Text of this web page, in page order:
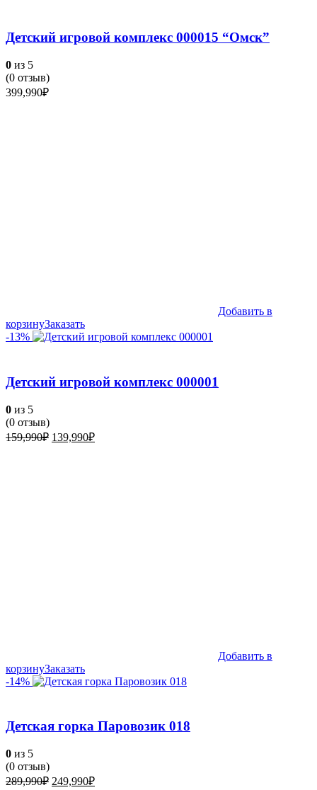
Детский игровой комплекс 000015 “Омск”
0 из 5
(0 отзыв)
399,990₽
Добавить в
корзинуЗаказать
-13%
Детский игровой комплекс 000001
0 из 5
(0 отзыв)
159,990₽ Первоначальная
139,990₽Текущая
Добавить в
корзинуЗаказать
-14%
Детская горка Паровозик 018
0 из 5
(0 отзыв)
289,990₽ Первоначальная
249,990₽Текущая